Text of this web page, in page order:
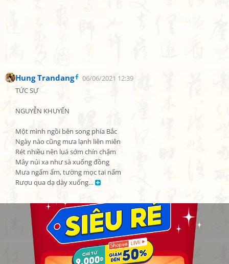
Hung Trandang
06/06/2021 12:39
TỨC SỰ
NGUYỄN KHUYẾN
Một mình ngồi bên song phía Bắc
Ngày nào cũng mưa lạnh liên miên
Rét nhiều nên luá sớm chín chậm
Mây núi xa như sà xuống đồng
Mưa ngấm ẩm, tường mọc tai nấm
Rượu qua dạ dày xuống…